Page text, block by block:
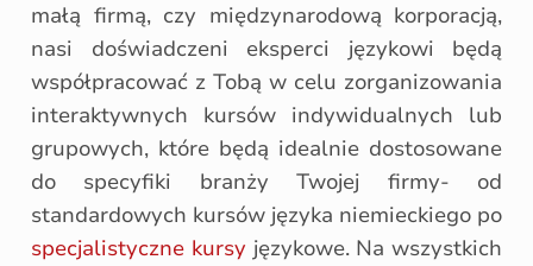
małą firmą, czy międzynarodową korporacją,
nasi doświadczeni eksperci językowi będą
współpracować z Tobą w celu zorganizowania
interaktywnych kursów indywidualnych lub
grupowych, które będą idealnie dostosowane
do specyfiki branży Twojej firmy- od
standardowych kursów języka niemieckiego po
specjalistyczne kursy językowe. Na wszystkich